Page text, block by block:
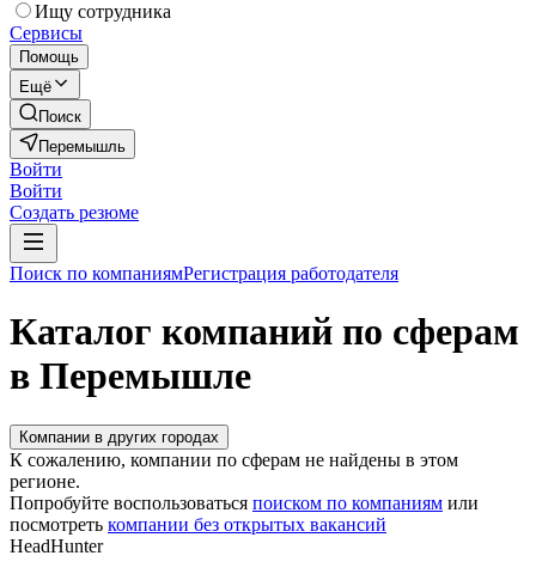
Ищу сотрудника
Сервисы
Помощь
Ещё
Поиск
Перемышль
Войти
Войти
Создать резюме
Поиск по компаниямРегистрация работодателя
Каталог компаний по сферам
в Перемышле
Компании в других городах
К сожалению, компании по сферам не найдены в этом
регионе.
Попробуйте воспользоваться поиском по компаниям или
посмотреть компании без открытых вакансий
HeadHunter